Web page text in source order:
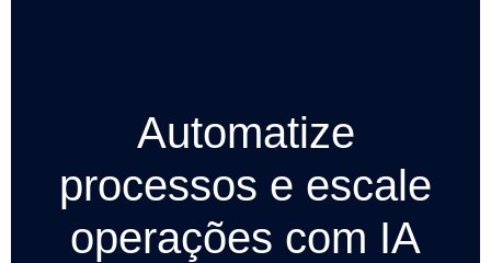
Automatize
processos e escale
operações com IA